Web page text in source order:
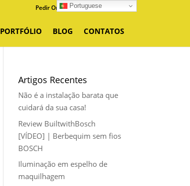
Pedir Orçamento
PORTFÓLIO BLOG CONTATOS
Artigos Recentes
Não é a instalação barata que
cuidará da sua casa!
Review BuiltwithBosch
[VÍDEO] | Berbequim sem fios
BOSCH
Iluminação em espelho de
maquilhagem
Portuguese